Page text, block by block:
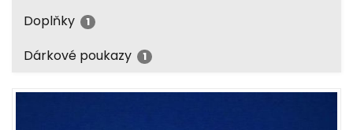
Doplňky 1
Dárkové poukazy 1